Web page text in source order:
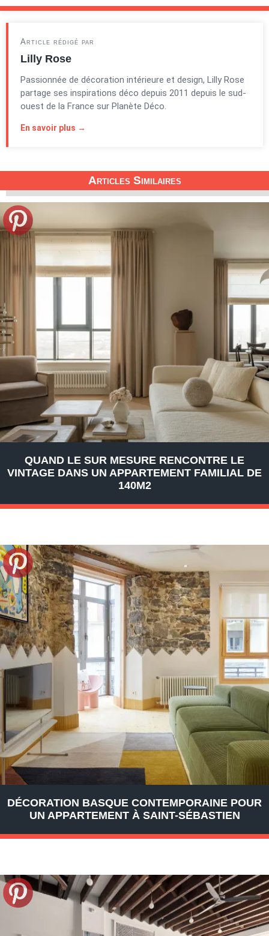
Article rédigé par
Lilly Rose
Passionnée de décoration intérieure et design, Lilly Rose
partage ses inspirations déco depuis 2011 depuis le sud-
ouest de la France sur Planète Déco.
En savoir plus →
Articles Similaires
QUAND LE SUR MESURE RENCONTRE LE
VINTAGE DANS UN APPARTEMENT FAMILIAL DE
140M2
DÉCORATION BASQUE CONTEMPORAINE POUR
UN APPARTEMENT À SAINT-SÉBASTIEN